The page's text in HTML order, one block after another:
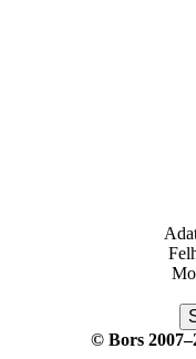
© Bors